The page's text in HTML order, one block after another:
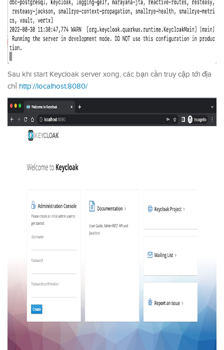
Sau khi start Keycloak server xong, các bạn cần truy cập tới địa
chỉ http://localhost:8080/